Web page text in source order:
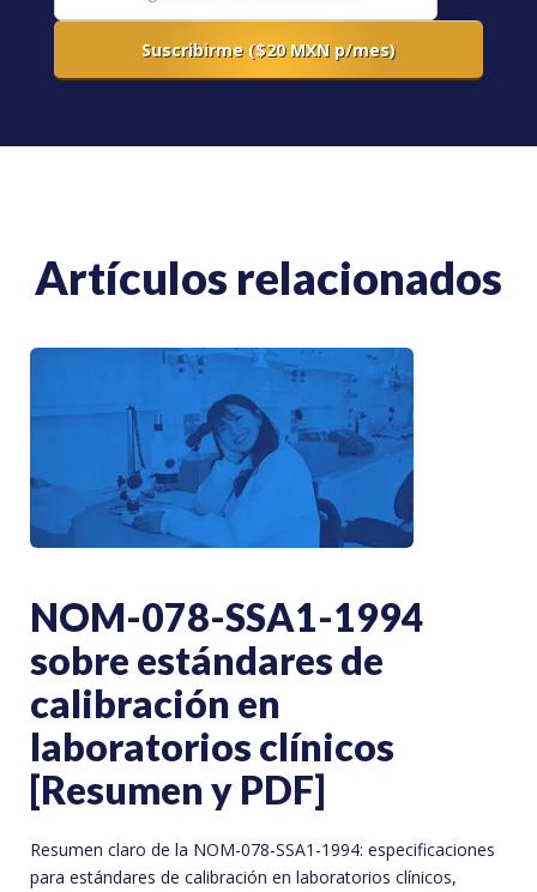
Artículos relacionados
NOM-078-SSA1-1994
sobre estándares de
calibración en
laboratorios clínicos
[Resumen y PDF]
Resumen claro de la NOM-078-SSA1-1994: especificaciones
para estándares de calibración en laboratorios clínicos,